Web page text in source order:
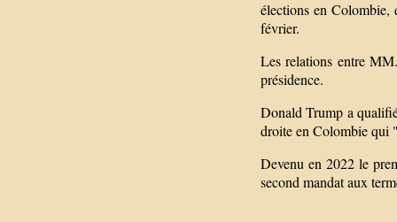
élections en Colombie,
février.
Les relations entre
présidence.
Donald Trump a
droite en Colombie qui
Devenu en 2022 le
second mandat aux